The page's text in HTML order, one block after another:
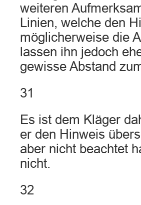
weiteren
Linien, welche den
möglicherweise die
lassen ihn jedoch
gewisse Abstand
31
Es ist dem Kläger
er den Hinweis
aber nicht beachtet
nicht.
32